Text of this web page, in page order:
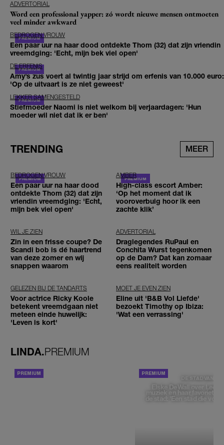
ADVERTORIAL
Word een professional yapper: zó wordt nieuwe mensen ontmoeten
veel minder awkward
BEDROGEN VROUW
Een paar uur na haar dood ontdekte Thom (32) dat zijn vriendin
vreemdging: 'Echt, mijn bek viel open'
DE ERFENIS
Amy’s zus voert al twintig jaar strijd om erfenis van 10.000 euro:
'Op de uitvaart is ze niet geweest'
LEKKER SAMENGESTELD
Stiefmoeder Naomi is niet welkom bij verjaardagen: 'Hun
moeder wil niet dat ik er ben'
TRENDING MEER
BEDROGEN VROUW
Een paar uur na haar dood
ontdekte Thom (32) dat zijn
vriendin vreemdging: 'Echt,
mijn bek viel open'
AMBER
High-class escort Amber:
‘Op het moment dat ik
vooroverbuig hoor ik een
zachte klik’
WIL JE ZIEN
Zin in een frisse coupe? De
Scandi bob is dé haartrend
van deze zomer en wij
snappen waarom
ADVERTORIAL
Draglegendes RuPaul en
Conchita Wurst tegenkomen
op de Dam? Dat kan zomaar
eens realiteit worden
GELEZEN BIJ DE TANDARTS
Voor actrice Ricky Koole
betekent vreemdgaan niet
meteen einde huwelijk:
'Leven is kort'
MOET JE EVEN ZIEN
Eline uit 'B&B Vol Liefde'
bezoekt Timothy op Ibiza:
'Wat een verrassing'
LINDA.PREMIUM
DE STAD VAN
Elske DeWall over
muziek en haar favoriete
de stad: 'Een stad die